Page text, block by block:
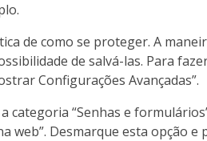
de como se proteger. A
de salvá-las. Para
Configurações Avançadas”.
categoria “Senhas e
web”. Desmarque esta opção